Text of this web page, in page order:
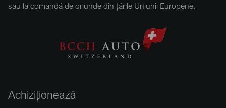
sau la comandă de oriunde din țările Uniunii Europene.
Achiziționează